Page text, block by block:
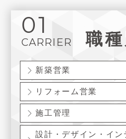
01
CARRIER 職種
新築営業
リフォーム営業
施工管理
設計・デザイン・イン